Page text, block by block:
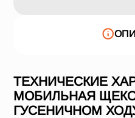
ТЕХНИЧЕСКИЕ
МОБИЛЬНАЯ
ГУСЕНИЧНОМ